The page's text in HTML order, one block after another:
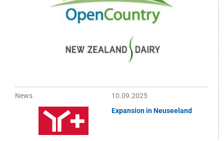
News
10.09.2025
Expansion in Neuseeland